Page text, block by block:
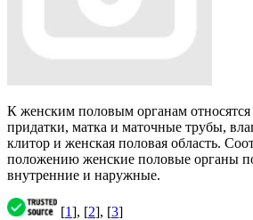
К женским половым органам
придатки, матка и маточные трубы,
клитор и женская половая область.
положению женские половые органы
внутренние и наружные.
[1], [2], [3]